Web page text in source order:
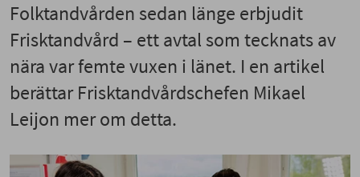
Folktandvården sedan länge erbjudit
Frisktandvård – ett avtal som tecknats av
nära var femte vuxen i länet. I en artikel
berättar Frisktandvårdschefen Mikael
Leijon mer om detta.